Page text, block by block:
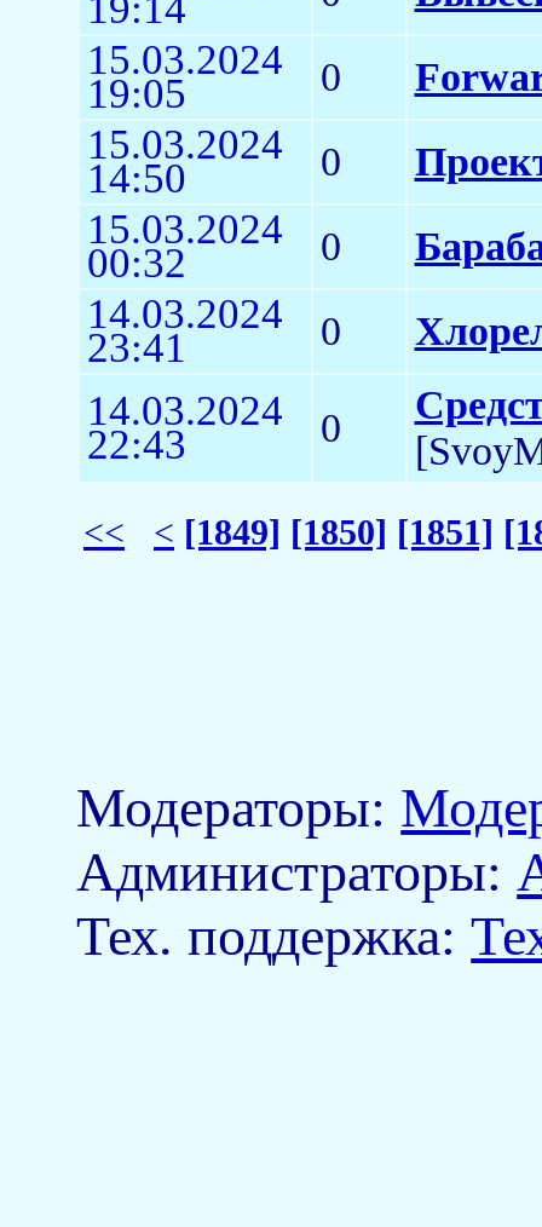
15.03.2024
19:05 0
15.03.2024
14:50 0
15.03.2024
00:32 0
14.03.2024
23:41 0
14.03.2024
22:43 0
<< < [1849] [1850] [1851]
Модераторы:
Aдминистраторы:
Тех. поддержка: